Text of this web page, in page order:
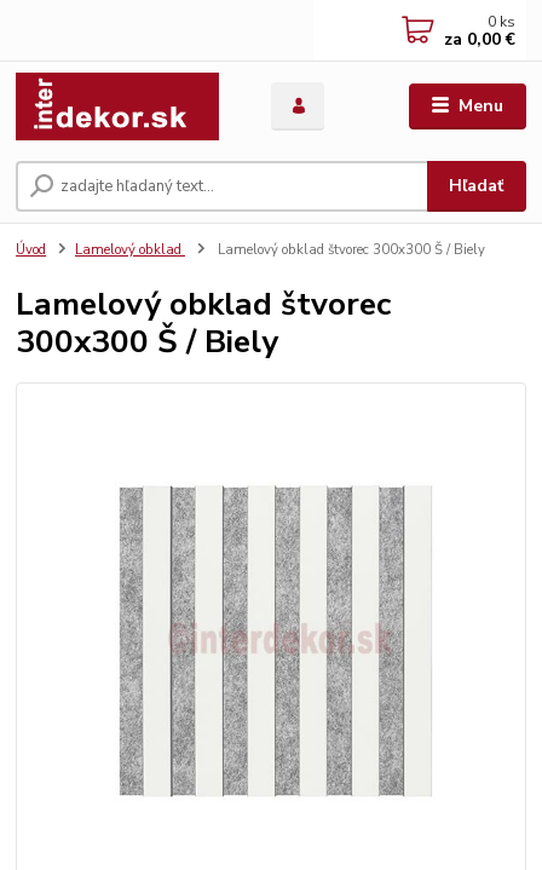
Menu
Hľadať
0 ks
za 0,00 €
Úvod Lamelový obklad Lamelový obklad štvorec 300x300 Š / Biely
Lamelový obklad štvorec
300x300 Š / Biely